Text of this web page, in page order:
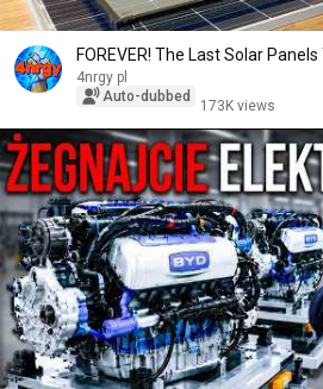
FOREVER! The Last Solar
4nrgy pl
Auto-dubbed
173K views